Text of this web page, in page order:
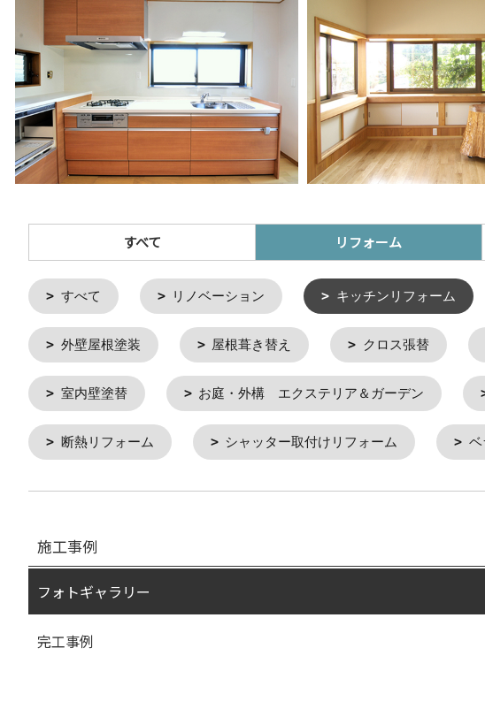
すべて リフォーム
すべて リノベーション キッチンリフォーム
外壁屋根塗装 屋根葺き替え クロス張替
室内壁塗替 お庭・外構 エクステリア＆ガーデン
断熱リフォーム シャッター取付けリフォーム ベ
施工事例
フォトギャラリー
完工事例